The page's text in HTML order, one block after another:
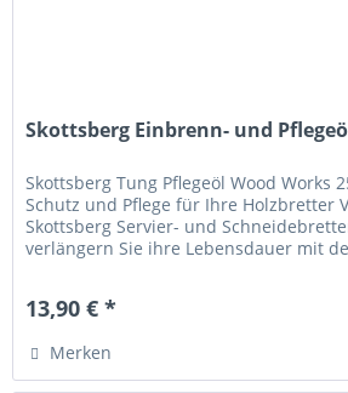
Skottsberg Einbrenn- und
Skottsberg Tung Pflegeöl Wood Works
Schutz und Pflege für Ihre Holzbretter
Skottsberg Servier- und
verlängern Sie ihre Lebensdauer mit
13,90 € *
Merken